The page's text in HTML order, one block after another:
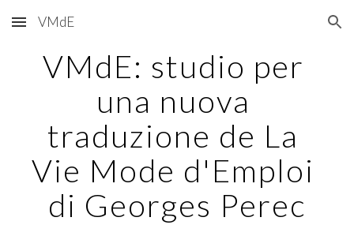
Skip to main content Skip to navigation
VMdE
VMdE: studio per
una nuova
traduzione de La
Vie Mode d'Emploi
di Georges Perec